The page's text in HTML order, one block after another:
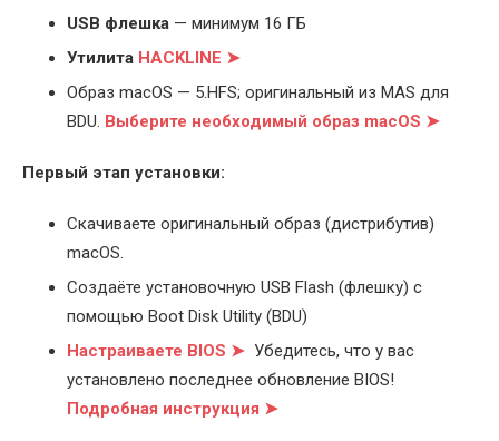
USB флешка — минимум 16 ГБ
Утилита HACKLINE ➤
Образ macOS — 5.HFS; оригинальный из MAS для
BDU. Выберите необходимый образ macOS ➤
Первый этап установки:
Скачиваете оригинальный образ (дистрибутив)
macOS.
Создаёте установочную USB Flash (флешку) с
помощью Boot Disk Utility (BDU)
Настраиваете BIOS ➤ Убедитесь, что у вас
установлено последнее обновление BIOS!
Подробная инструкция ➤